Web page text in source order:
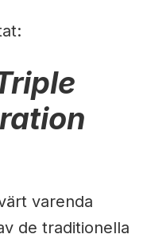
varenda
de traditionella